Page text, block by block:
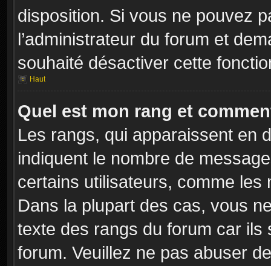
disposition. Si vous ne pouvez
l’administrateur du forum et
souhaité désactiver cette
Haut
Quel est mon rang et
Les rangs, qui apparaissent en
indiquent le nombre de
certains utilisateurs, comme
Dans la plupart des cas, vous
texte des rangs du forum car ils
forum. Veuillez ne pas abuser